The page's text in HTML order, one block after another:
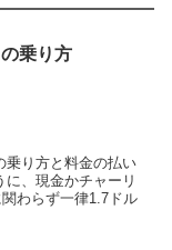
乗り方
乗り方と料金の払い
、現金かチャーリ
わらず一律1.7ドル